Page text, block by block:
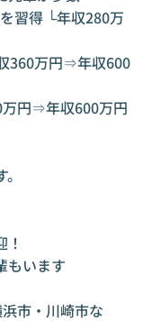
習得 └年収280万
360万円⇒年収600
円⇒年収600万円
もいます
市・川崎市な